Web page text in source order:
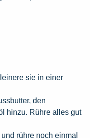
sie in einer
den
hinzu. Rühre alles gut
rühre noch einmal